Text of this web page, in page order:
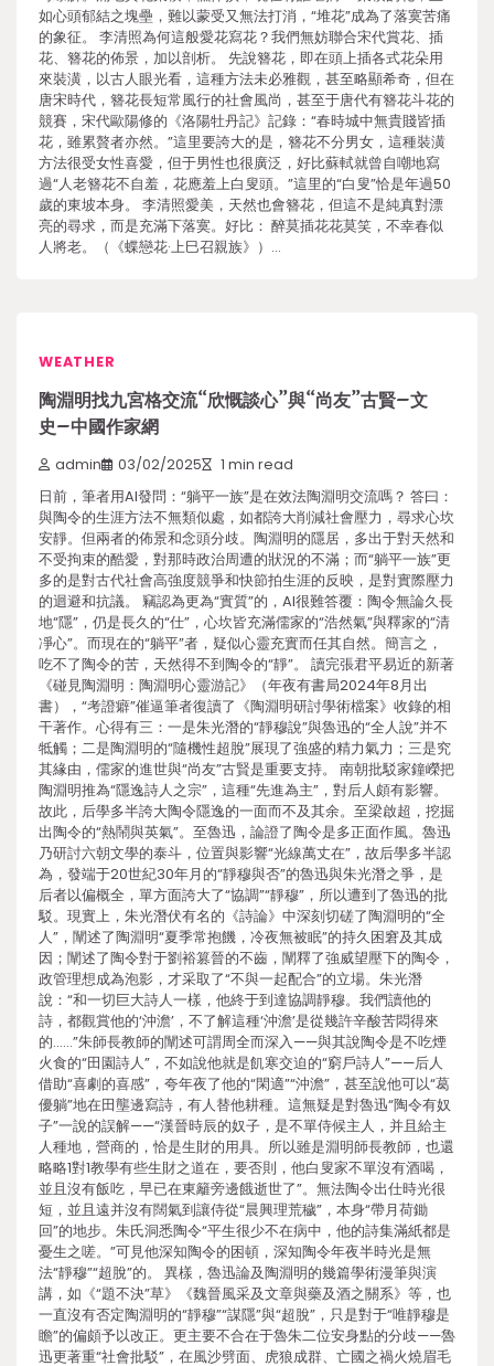
如心頭郁結之塊壘，難以蒙受又無法打消，“堆花”成為了落寞苦痛
的象征。 李清照為何這般愛花寫花？我們無妨聯合宋代賞花、插
花、簪花的佈景，加以剖析。 先說簪花，即在頭上插各式花朵用
來裝潢，以古人眼光看，這種方法未必雅觀，甚至略顯希奇，但在
唐宋時代，簪花長短常風行的社會風尚，甚至于唐代有簪花斗花的
競賽，宋代歐陽修的《洛陽牡丹記》記錄：“春時城中無貴賤皆插
花，雖累贅者亦然。”這里要誇大的是，簪花不分男女，這種裝潢
方法很受女性喜愛，但于男性也很廣泛，好比蘇軾就曾自嘲地寫
過“人老簪花不自羞，花應羞上白叟頭。”這里的“白叟”恰是年過50
歲的東坡本身。 李清照愛美，天然也會簪花，但這不是純真對漂
亮的尋求，而是充滿下落寞。好比： 醉莫插花花莫笑，不幸春似
人將老。（《蝶戀花·上巳召親族》）…
WEATHER
陶淵明找九宮格交流“欣慨談心”與“尚友”古賢–文
史–中國作家網
admin 03/02/2025 1 min read
日前，筆者用AI發問：“躺平一族”是在效法陶淵明交流嗎？ 答曰：
與陶令的生涯方法不無類似處，如都誇大削減社會壓力，尋求心坎
安靜。但兩者的佈景和念頭分歧。陶淵明的隱居，多出于對天然和
不受拘束的酷愛，對那時政治周遭的狀況的不滿；而“躺平一族”更
多的是對古代社會高強度競爭和快節拍生涯的反映，是對實際壓力
的迴避和抗議。 竊認為更為“實質”的，AI很難答覆：陶令無論久長
地“隱”，仍是長久的“仕”，心坎皆充滿儒家的“浩然氣”與釋家的“清
凈心”。而現在的“躺平”者，疑似心靈充實而任其自然。簡言之，
吃不了陶令的苦，天然得不到陶令的“靜”。 讀完張君平易近的新著
《碰見陶淵明：陶淵明心靈游記》（年夜有書局2024年8月出
書），“考證癖”催逼筆者復讀了《陶淵明研討學術檔案》收錄的相
干著作。心得有三：一是朱光潛的“靜穆說”與魯迅的“全人說”并不
牴觸；二是陶淵明的“隨機性超脫”展現了強盛的精力氣力；三是究
其緣由，儒家的進世與“尚友”古賢是重要支持。 南朝批駁家鐘嶸把
陶淵明推為“隱逸詩人之宗”，這種“先進為主”，對后人頗有影響。
故此，后學多半誇大陶令隱逸的一面而不及其余。至梁啟超，挖掘
出陶令的“熱鬧與英氣”。至魯迅，論證了陶令是多正面作風。魯迅
乃研討六朝文學的泰斗，位置與影響“光線萬丈在”，故后學多半認
為，發端于20世紀30年月的“靜穆與否”的魯迅與朱光潛之爭，是
后者以偏概全，單方面誇大了“協調”“靜穆”，所以遭到了魯迅的批
駁。現實上，朱光潛伏有名的《詩論》中深刻切磋了陶淵明的“全
人”，闡述了陶淵明“夏季常抱饑，冷夜無被眠”的持久困窘及其成
因；闡述了陶令對于劉裕篡晉的不齒，闡釋了強威望壓下的陶令，
政管理想成為泡影，才采取了“不與一起配合”的立場。朱光潛
說：“和一切巨大詩人一樣，他終于到達協調靜穆。我們讀他的
詩，都觀賞他的‘沖澹’，不了解這種‘沖澹’是從幾許辛酸苦悶得來
的……”朱師長教師的闡述可謂周全而深入——與其說陶令是不吃煙
火食的“田園詩人”，不如說他就是飢寒交迫的“窮戶詩人”——后人
借助“喜劇的喜感”，夸年夜了他的“閑適”“沖澹”，甚至說他可以“葛
優躺”地在田壟邊寫詩，有人替他耕種。這無疑是對魯迅“陶令有奴
子”一說的誤解——“漢晉時辰的奴子，是不單侍候主人，并且給主
人種地，營商的，恰是生財的用具。所以雖是淵明師長教師，也還
略略1對1教學有些生財之道在，要否則，他白叟家不單沒有酒喝，
並且沒有飯吃，早已在東籬旁邊餓逝世了”。無法陶令出仕時光很
短，並且遠并沒有闊氣到讓侍從“晨興理荒穢”，本身“帶月荷鋤
回”的地步。朱氏洞悉陶令“平生很少不在病中，他的詩集滿紙都是
憂生之嗟。”可見他深知陶令的困頓，深知陶令年夜半時光是無
法“靜穆”“超脫”的。 異樣，魯迅論及陶淵明的幾篇學術漫筆與演
講，如《“題不決”草》《魏晉風采及文章與藥及酒之關系》等，也
一直沒有否定陶淵明的“靜穆”“謀隱”與“超脫”，只是對于“唯靜穆是
瞻”的偏頗予以改正。更主要不合在于魯朱二位安身點的分歧——魯
迅更著重“社會批駁”，在風沙劈面、虎狼成群、亡國之禍火燒眉毛